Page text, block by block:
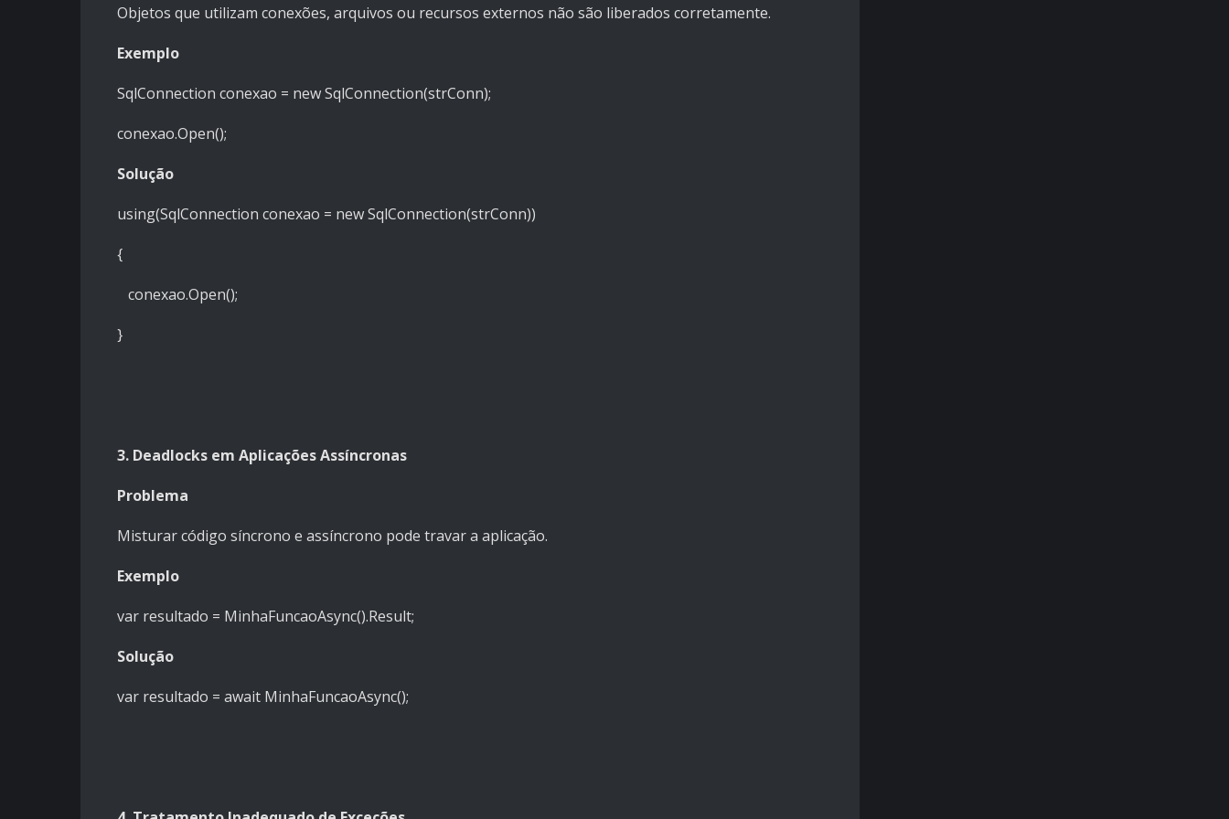
Objetos que utilizam conexões, arquivos ou recursos externos não são liberados corretamente.
Exemplo
SqlConnection conexao = new SqlConnection(strConn);
conexao.Open();
Solução
using(SqlConnection conexao = new SqlConnection(strConn))
{
conexao.Open();
}
3. Deadlocks em Aplicações Assíncronas
Problema
Misturar código síncrono e assíncrono pode travar a aplicação.
Exemplo
var resultado = MinhaFuncaoAsync().Result;
Solução
var resultado = await MinhaFuncaoAsync();